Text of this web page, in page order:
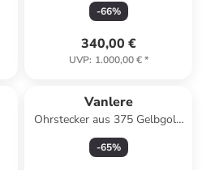
-66%
340,00 €
UVP: 1.000,00 €*
Vanlere
Ohrstecker aus 375 Gelbgold
mit Amethyst
-65%